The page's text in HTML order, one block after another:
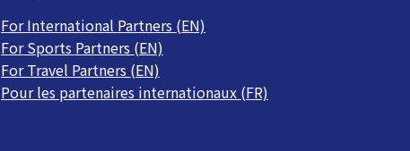
For International Partners (EN)
For Sports Partners (EN)
For Travel Partners (EN)
Pour les partenaires internationaux (FR)